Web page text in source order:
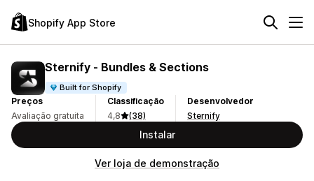
Shopify App Store
Sternify ‑ Bundles & Sections
Built for Shopify
Preços
Avaliação gratuita
Classificação
4,8
(38)
Desenvolvedor
Sternify
Instalar
Ver loja de demonstração